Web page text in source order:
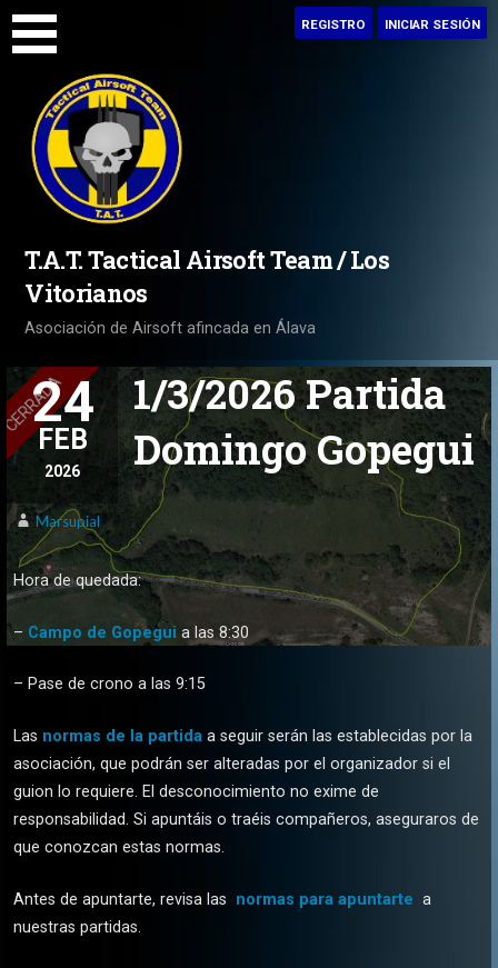
Saltar
REGISTRO INICIAR SESIÓN
T.A.T. Tactical Airsoft Team / Los
Vitorianos
Asociación de Airsoft afincada en Álava
1/3/2026 Partida
Domingo Gopegui
24
FEB
2026
Marsupial
Hora de quedada:
– Campo de Gopegui a las 8:30
– Pase de crono a las 9:15
Las normas de la partida a seguir serán las establecidas por la
asociación, que podrán ser alteradas por el organizador si el
guion lo requiere. El desconocimiento no exime de
responsabilidad. Si apuntáis o traéis compañeros, aseguraros de
que conozcan estas normas.
Antes de apuntarte, revisa las normas para apuntarte a
nuestras partidas.